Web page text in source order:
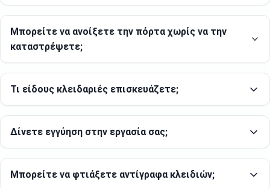
Μπορείτε να ανοίξετε την πόρτα χωρίς να την
καταστρέψετε;
Τι είδους κλειδαριές επισκευάζετε;
Δίνετε εγγύηση στην εργασία σας;
Μπορείτε να φτιάξετε αντίγραφα κλειδιών;